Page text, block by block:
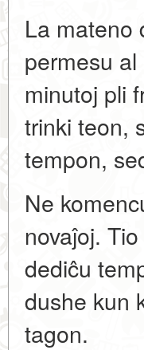
La mateno
permesu
minutoj pli
trinki teon,
tempon,
Ne
novaĵoj.
dediĉu
dushe kun
tagon.